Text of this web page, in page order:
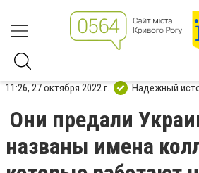
11:26, 27 октября 2022 г. Надежный
Они предали
названы имена